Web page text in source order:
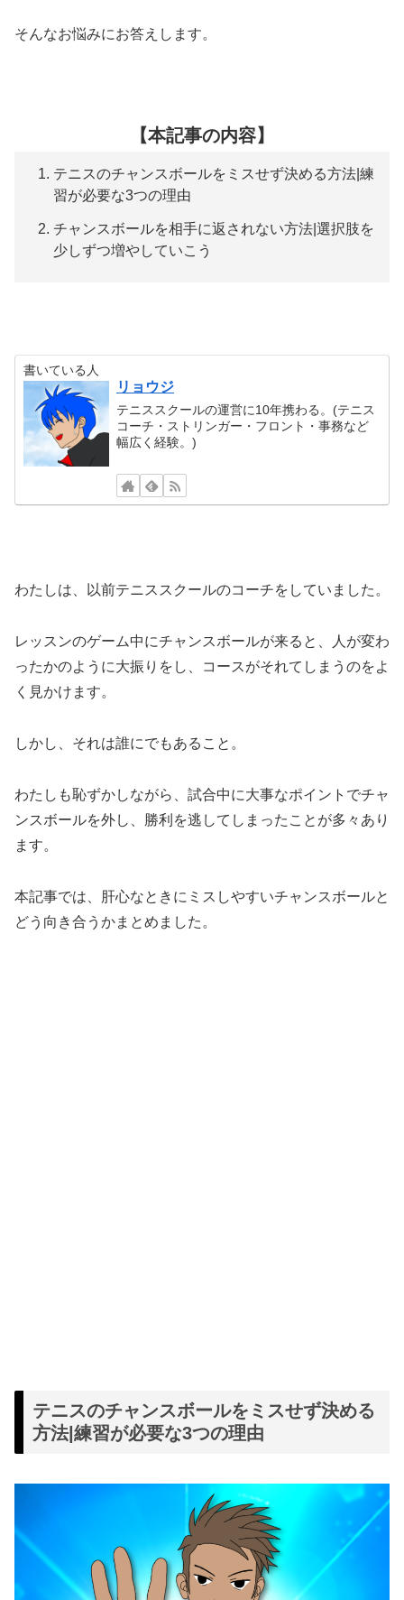
そんなお悩みにお答えします。
【本記事の内容】
テニスのチャンスボールをミスせず決める方法|練
習が必要な3つの理由
チャンスボールを相手に返されない方法|選択肢を
少しずつ増やしていこう
書いている人
リョウジ
テニススクールの運営に10年携わる。(テニス
コーチ・ストリンガー・フロント・事務など
幅広く経験。)
わたしは、以前テニススクールのコーチをしていました。
レッスンのゲーム中にチャンスボールが来ると、人が変わ
ったかのように大振りをし、コースがそれてしまうのをよ
く見かけます。
しかし、それは誰にでもあること。
わたしも恥ずかしながら、試合中に大事なポイントでチャ
ンスボールを外し、勝利を逃してしまったことが多々あり
ます。
本記事では、肝心なときにミスしやすいチャンスボールと
どう向き合うかまとめました。
テニスのチャンスボールをミスせず決める
方法|練習が必要な3つの理由